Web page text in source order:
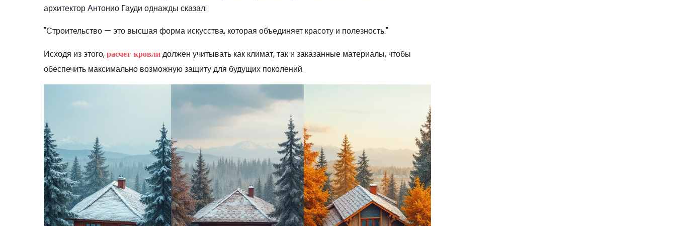
архитектор Антонио Гауди однажды сказал:
"Строительство — это высшая форма искусства, которая объединяет красоту и полезность."
Исходя из этого,расчет кровлидолжен учитывать как климат, так и заказанные материалы, чтобы
обеспечить максимально возможную защиту для будущих поколений.